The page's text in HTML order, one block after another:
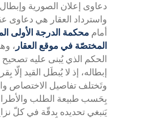
دعاوى إعلان الصورية وإبطال
واسترداد العقار هي دعاوى
أمام محكمة الدرجة الأولى
المختصّة في موقع العقار ،
الحكم الذي يُبنى عليه تصحيح
إبطاله، إذ لا يُبطَل القيد إلّا
وتَختلف تفاصيل الاختصاص
بِحَسب طبيعة الطلب
يَنبغي تحديده بِدقّة في كلّ